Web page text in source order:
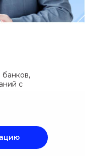
банков,
с